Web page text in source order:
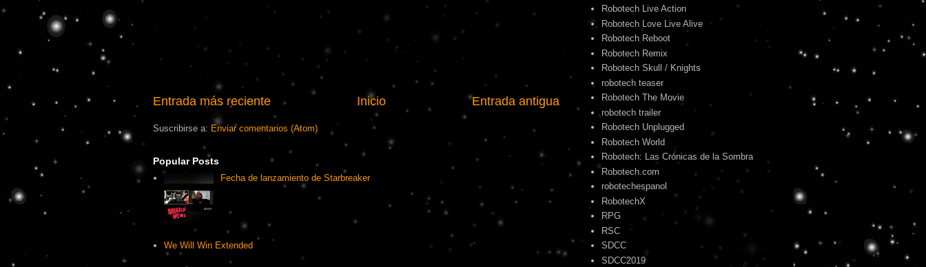
Entrada más reciente Entrada antigua
Inicio
Suscribirse a: Enviar comentarios (Atom)
Popular Posts
Fecha de lanzamiento de Starbreaker
We Will Win Extended
Robotech Live Action
Robotech Love Live Alive
Robotech Reboot
Robotech Remix
Robotech Skull / Knights
robotech teaser
Robotech The Movie
robotech trailer
Robotech Unplugged
Robotech World
Robotech: Las Crónicas de la Sombra
Robotech.com
robotechespanol
RobotechX
RPG
RSC
SDCC
SDCC2019